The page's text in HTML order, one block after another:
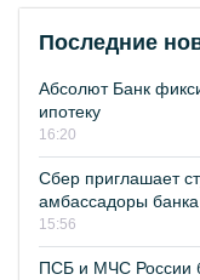
Последние
Абсолют Банк
ипотеку
16:20
Сбер приглашает
амбассадоры банка
15:56
ПСБ и МЧС России